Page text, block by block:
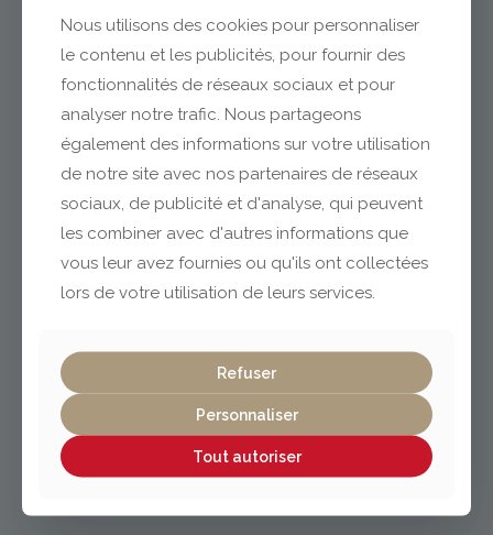
Nous utilisons des cookies pour personnaliser
le contenu et les publicités, pour fournir des
fonctionnalités de réseaux sociaux et pour
analyser notre trafic. Nous partageons
également des informations sur votre utilisation
de notre site avec nos partenaires de réseaux
sociaux, de publicité et d'analyse, qui peuvent
les combiner avec d'autres informations que
vous leur avez fournies ou qu'ils ont collectées
lors de votre utilisation de leurs services.
Refuser
Personnaliser
Tout autoriser